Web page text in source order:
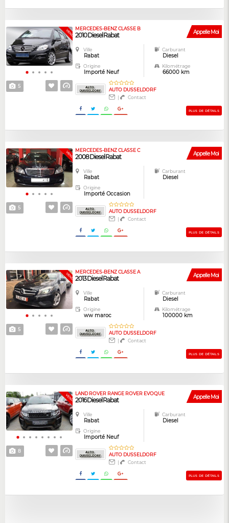
5
VENDUE Appelle Moi
MERCEDES-BENZ CLASSE B
2010 Diesel Rabat
Ville
Rabat
Carburant
Diesel
Origine
Importé Neuf
Kilométrage
66000 km
AUTO DUSSELDORF
|
Contact
PLUS DE DÉTAILS
5
VENDUE Appelle Moi
MERCEDES-BENZ CLASSE C
2008 Diesel Rabat
Ville
Rabat
Carburant
Diesel
Origine
Importé Occasion
AUTO DUSSELDORF
|
Contact
PLUS DE DÉTAILS
5
VENDUE Appelle Moi
MERCEDES-BENZ CLASSE A
2013 Diesel Rabat
Ville
Rabat
Carburant
Diesel
Origine
ww maroc
Kilométrage
100000 km
AUTO DUSSELDORF
|
Contact
PLUS DE DÉTAILS
8
GARANTIE
VENDUE Appelle Moi
LAND ROVER RANGE ROVER EVOQUE
2016 Diesel Rabat
Ville
Rabat
Carburant
Diesel
Origine
Importé Neuf
AUTO DUSSELDORF
|
Contact
PLUS DE DÉTAILS